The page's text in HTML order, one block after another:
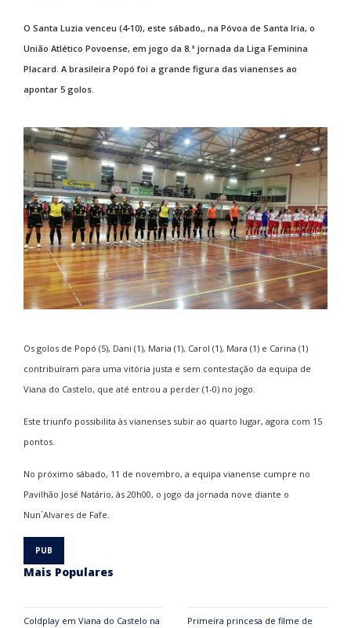
O Santa Luzia venceu (4-10), este sábado,, na Póvoa de Santa Iria, o
União Atlético Povoense, em jogo da 8.ª jornada da Liga Feminina
Placard. A brasileira Popó foi a grande figura das vianenses ao
apontar 5 golos.
Os golos de Popó (5), Dani (1), Maria (1), Carol (1), Mara (1) e Carina (1)
contribuíram para uma vitória justa e sem contestação da equipa de
Viana do Castelo, que até entrou a perder (1-0) no jogo.
Este triunfo possibilita às vianenses subir ao quarto lugar, agora com 15
pontos.
No próximo sábado, 11 de novembro, a equipa vianense cumpre no
Pavilhão José Natário, às 20h00, o jogo da jornada nove diante o
Nun`Alvares de Fafe.
Mais Populares
Coldplay em Viana do Castelo na
Primeira princesa de filme de